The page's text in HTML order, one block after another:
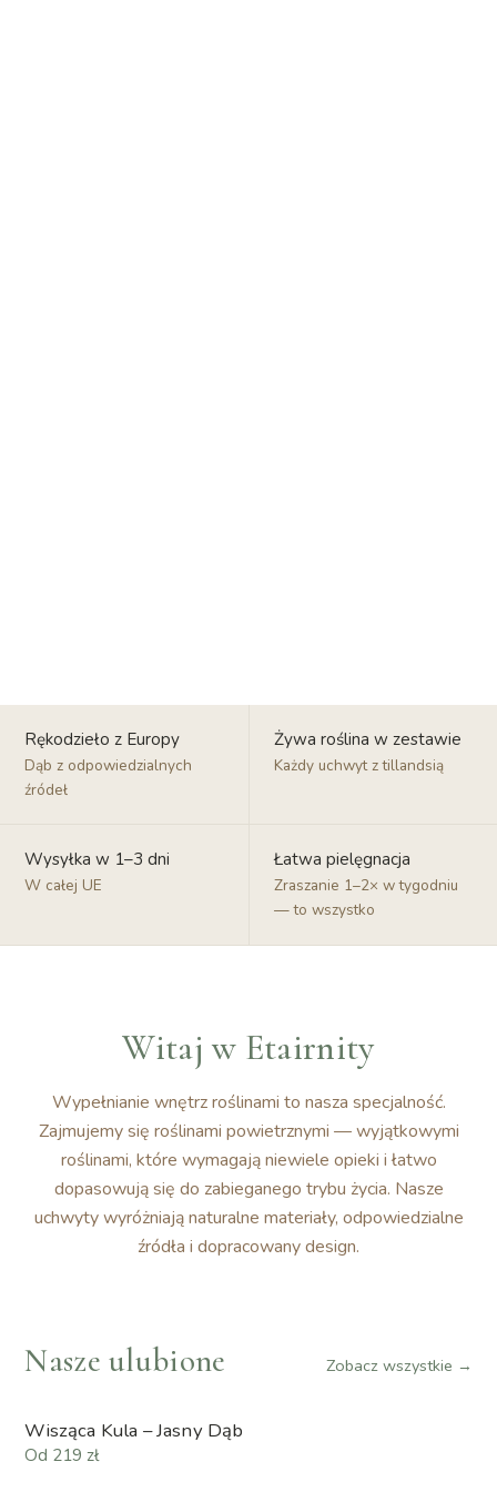
Rękodzieło z Europy
Dąb z odpowiedzialnych
źródeł
Żywa roślina w zestawie
Każdy uchwyt z tillandsią
Wysyłka w 1–3 dni
W całej UE
Łatwa pielęgnacja
Zraszanie 1–2× w tygodniu
— to wszystko
Witaj w Etairnity
Wypełnianie wnętrz roślinami to nasza specjalność.
Zajmujemy się roślinami powietrznymi — wyjątkowymi
roślinami, które wymagają niewiele opieki i łatwo
dopasowują się do zabieganego trybu życia. Nasze
uchwyty wyróżniają naturalne materiały, odpowiedzialne
źródła i dopracowany design.
Nasze ulubione Zobacz wszystkie →
Wisząca Kula – Jasny Dąb
Od 219 zł